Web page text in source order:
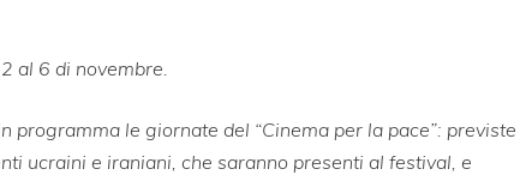
al 6 di novembre.
programma le giornate del “Cinema per la pace”: previste
ucraini e iraniani, che saranno presenti al festival, e